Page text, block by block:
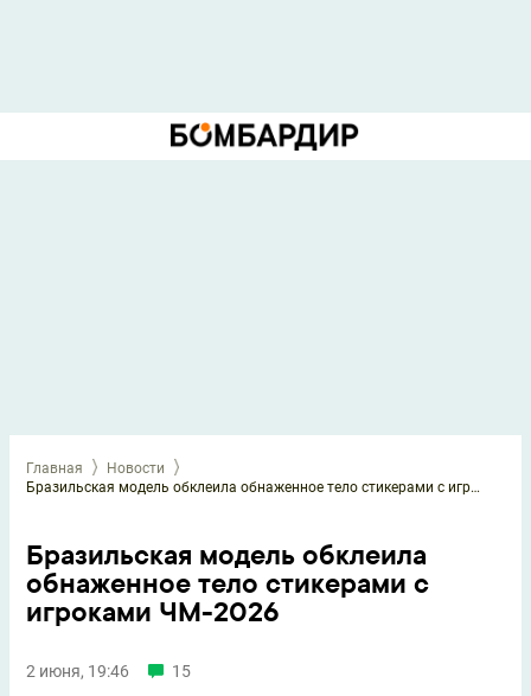
Главная
Новости
Бразильская модель обклеила обнаженное тело стикерами с игроками ЧМ-2026
Бразильская модель обклеила
обнаженное тело стикерами с
игроками ЧМ-2026
2 июня, 19:46 15